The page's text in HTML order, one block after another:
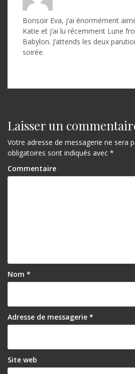
’
r
t
i
c
l
Bonsoir Eva, j’ai énormément
Katie et j’ai lu récemment Lune
Babylon. J’attends les deux
soirée.
Laisser un
Votre adresse de messagerie ne sera
obligatoires sont indiqués avec *
Commentaire
Nom *
Adresse de messagerie *
Site web